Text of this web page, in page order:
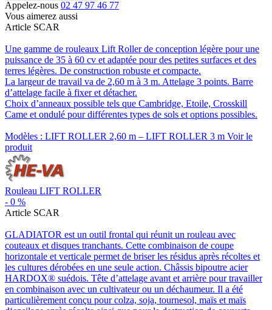
Appelez-nous 02 47 97 46 77
Vous aimerez aussi
Article SCAR
Une gamme de rouleaux Lift Roller de conception légère pour une
puissance de 35 à 60 cv et adaptée pour des petites surfaces et des
terres légères. De construction robuste et compacte.
La largeur de travail va de 2,60 m à 3 m. Attelage 3 points. Barre
d’attelage facile à fixer et détacher.
Choix d’anneaux possible tels que Cambridge, Etoile, Crosskill
Came et ondulé pour différentes types de sols et options possibles.
Modèles : LIFT ROLLER 2,60 m – LIFT ROLLER 3 m Voir le
produit
Rouleau LIFT ROLLER
- 0 %
Article SCAR
GLADIATOR est un outil frontal qui réunit un rouleau avec
couteaux et disques tranchants. Cette combinaison de coupe
horizontale et verticale permet de briser les résidus après récoltes et
les cultures dérobées en une seule action. Châssis bipoutre acier
HARDOX® suédois. Tête d’attelage avant et arrière pour travailler
en combinaison avec un cultivateur ou un déchaumeur. Il a été
particulièrement conçu pour colza, soja, tournesol, maïs et maïs